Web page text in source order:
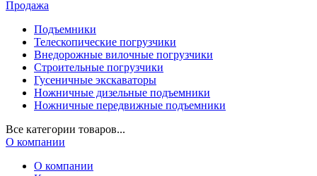
Продажа
Подъемники
Телескопические погрузчики
Внедорожные вилочные погрузчики
Строительные погрузчики
Гусеничные экскаваторы
Ножничные дизельные подъемники
Ножничные передвижные подъемники
Все категории товаров...
О компании
О компании